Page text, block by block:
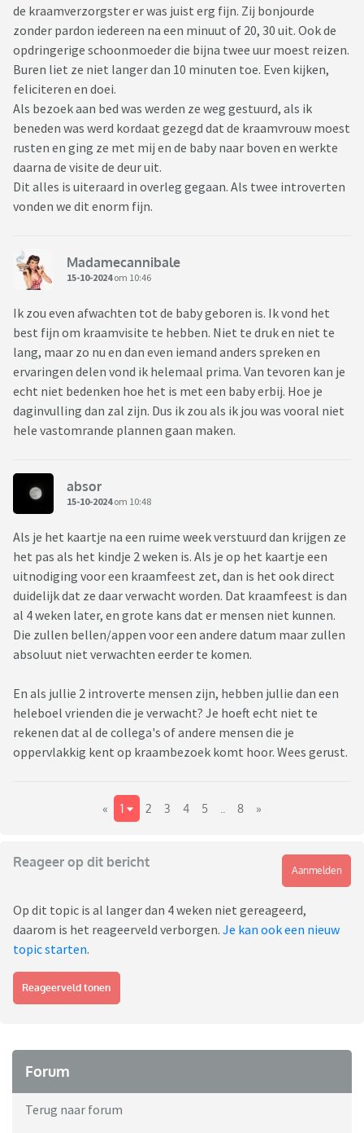
de kraamverzorgster er was juist erg fijn. Zij bonjourde
zonder pardon iedereen na een minuut of 20, 30 uit. Ook de
opdringerige schoonmoeder die bijna twee uur moest reizen.
Buren liet ze niet langer dan 10 minuten toe. Even kijken,
feliciteren en doei.
Als bezoek aan bed was werden ze weg gestuurd, als ik
beneden was werd kordaat gezegd dat de kraamvrouw moest
rusten en ging ze met mij en de baby naar boven en werkte
daarna de visite de deur uit.
Dit alles is uiteraard in overleg gegaan. Als twee introverten
vonden we dit enorm fijn.
Madamecannibale
15-10-2024om 10:46
Ik zou even afwachten tot de baby geboren is. Ik vond het
best fijn om kraamvisite te hebben. Niet te druk en niet te
lang, maar zo nu en dan even iemand anders spreken en
ervaringen delen vond ik helemaal prima. Van tevoren kan je
echt niet bedenken hoe het is met een baby erbij. Hoe je
daginvulling dan zal zijn. Dus ik zou als ik jou was vooral niet
hele vastomrande plannen gaan maken.
absor
15-10-2024om 10:48
Als je het kaartje na een ruime week verstuurd dan krijgen ze
het pas als het kindje 2 weken is. Als je op het kaartje een
uitnodiging voor een kraamfeest zet, dan is het ook direct
duidelijk dat ze daar verwacht worden. Dat kraamfeest is dan
al 4 weken later, en grote kans dat er mensen niet kunnen.
Die zullen bellen/appen voor een andere datum maar zullen
absoluut niet verwachten eerder te komen.
En als jullie 2 introverte mensen zijn, hebben jullie dan een
heleboel vrienden die je verwacht? Je hoeft echt niet te
rekenen dat al de collega's of andere mensen die je
oppervlakkig kent op kraambezoek komt hoor. Wees gerust.
« 1 2 3 4 5 8 »
Reageer op dit bericht
Aanmelden
Op dit topic is al langer dan 4 weken niet gereageerd,
daarom is het reageerveld verborgen. Je kan ook een nieuw
topic starten.
Reageerveld tonen
Forum
Terug naar forum